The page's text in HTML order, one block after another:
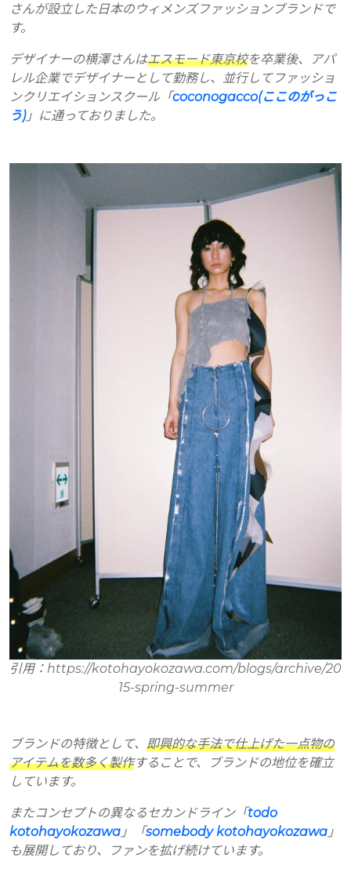
さんが設立した日本のウィメンズファッションブランドで
す。
デザイナーの横澤さんはエスモード東京校を卒業後、アパ
レル企業でデザイナーとして勤務し、並行してファッショ
ンクリエイションスクール「coconogacco(ここのがっこ
う)」に通っておりました。
引用：https://kotohayokozawa.com/blogs/archive/20
15-spring-summer
ブランドの特徴として、 即興的な手法で仕上げた一点物の
アイテムを数多く製作することで、ブランドの地位を確立
しています。
またコンセプトの異なるセカンドライン「todo
kotohayokozawa 」「somebody kotohayokozawa 」
も展開しており、ファンを拡げ続けています。